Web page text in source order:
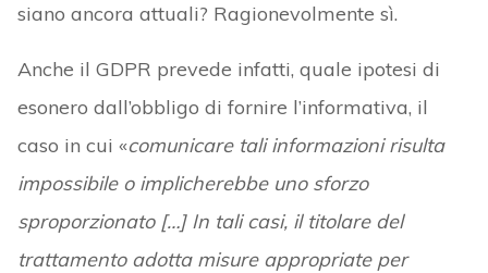
siano ancora attuali? Ragionevolmente sì.
Anche il GDPR prevede infatti, quale ipotesi di
esonero dall’obbligo di fornire l’informativa, il
caso in cui «comunicare tali informazioni risulta
impossibile o implicherebbe uno sforzo
sproporzionato […] In tali casi, il titolare del
trattamento adotta misure appropriate per